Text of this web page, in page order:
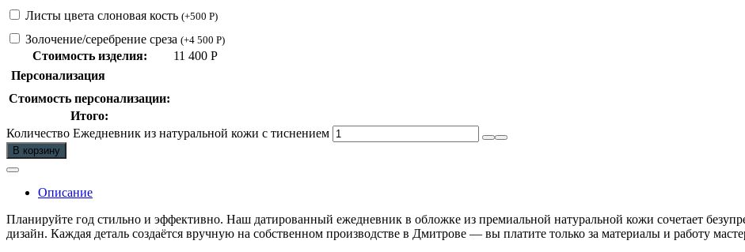
Листы цвета слоновая кость (+500 Р)
Золочение/серебрение среза (+4 500 Р)
Стоимость изделия: 11 400 Р
Персонализация
Стоимость персонализации:
Итого:
Количество Ежедневник из натуральной кожи с тиснением
В корзину
Описание
Планируйте год стильно и эффективно. Наш датированный ежедневник в обложке из премиальной натуральной кожи сочетает
дизайн. Каждая деталь создаётся вручную на собственном производстве в Дмитрове — вы платите только за материалы и работу